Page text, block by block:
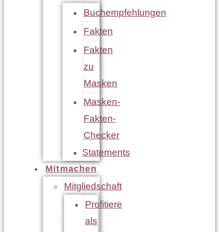
Buchempfehlungen
Fakten
Fakten
zu
Masken
Masken-
Fakten-
Checker
Statements
Mitmachen
Mitgliedschaft
Profitiere
als